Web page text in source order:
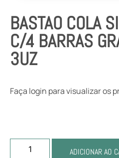
BASTAO COLA
C/4 BARRAS
3UZ
Faça login para visualizar os
ADICIONAR AO